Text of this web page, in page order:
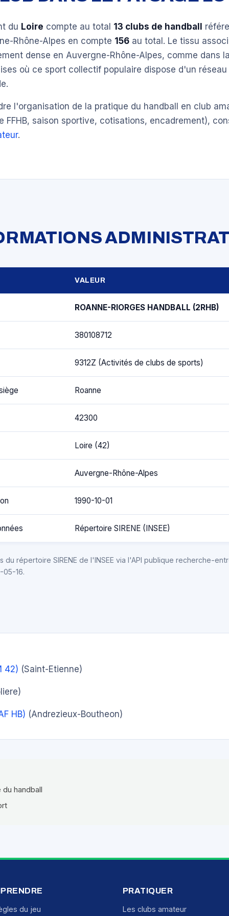
du Loire compte au total 13 clubs de handball
Rhône-Alpes en compte 156 au total. Le tissu
dense en Auvergne-Rhône-Alpes, comme dans
où ce sport collectif populaire dispose d'un
l'organisation de la pratique du handball en club
FFHB, saison sportive, cotisations, encadrement),
.
VALEUR
ROANNE-RIORGES HANDBALL (2RHB)
380108712
9312Z (Activités de clubs de sports)
Roanne
42300
Loire (42)
Auvergne-Rhône-Alpes
1990-10-01
Répertoire SIRENE (INSEE)
du répertoire SIRENE de l'INSEE via l'API publique recherche-
05-16.
42) (Saint-Etienne)
HB) (Andrezieux-Boutheon)
handball
du jeu
PRATIQUER
Les clubs amateur